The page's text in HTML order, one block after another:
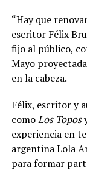
“Hay que
escritor Félix
fijo al público,
Mayo
en la cabeza.
Félix, escritor y
comoLos Topos
experiencia en
argentina Lola
para formar